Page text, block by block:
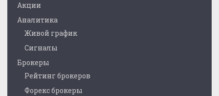
Акции
Аналитика
Живой график
Сигналы
Брокеры
Рейтинг брокеров
Форекс брокеры